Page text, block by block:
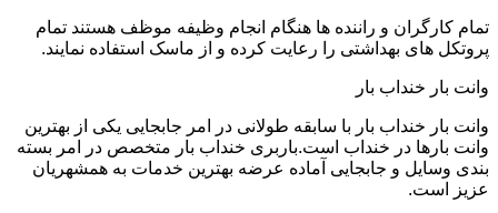
تمام کارگران و راننده ها هنگام انجام وظیفه موظف هستند تمام
پروتکل های بهداشتی را رعایت کرده و از ماسک استفاده نمایند.
وانت بار خنداب بار
وانت بار خنداب بار با سابقه طولانی در امر جابجایی یکی از بهترین
وانت بارها در خنداب است.باربری خنداب بار متخصص در امر بسته
بندی وسایل و جابجایی آماده عرضه بهترین خدمات به همشهریان
عزیز است.